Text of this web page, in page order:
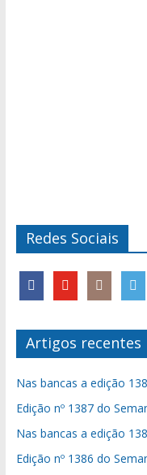
Redes Sociais
Artigos recentes
Nas bancas a edição
Edição nº 1387 do
Nas bancas a edição
Edição nº 1386 do